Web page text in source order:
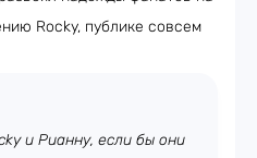
Rocky, публике совсем
и Рианну, если бы они